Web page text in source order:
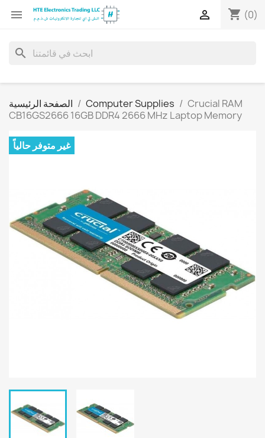
 shopping_cart (0)

search
الصفحة الرئيسية Computer Supplies
Crucial RAM
CB16GS2666 16GB DDR4 2666 MHz Laptop Memory
غير متوفر حالياً